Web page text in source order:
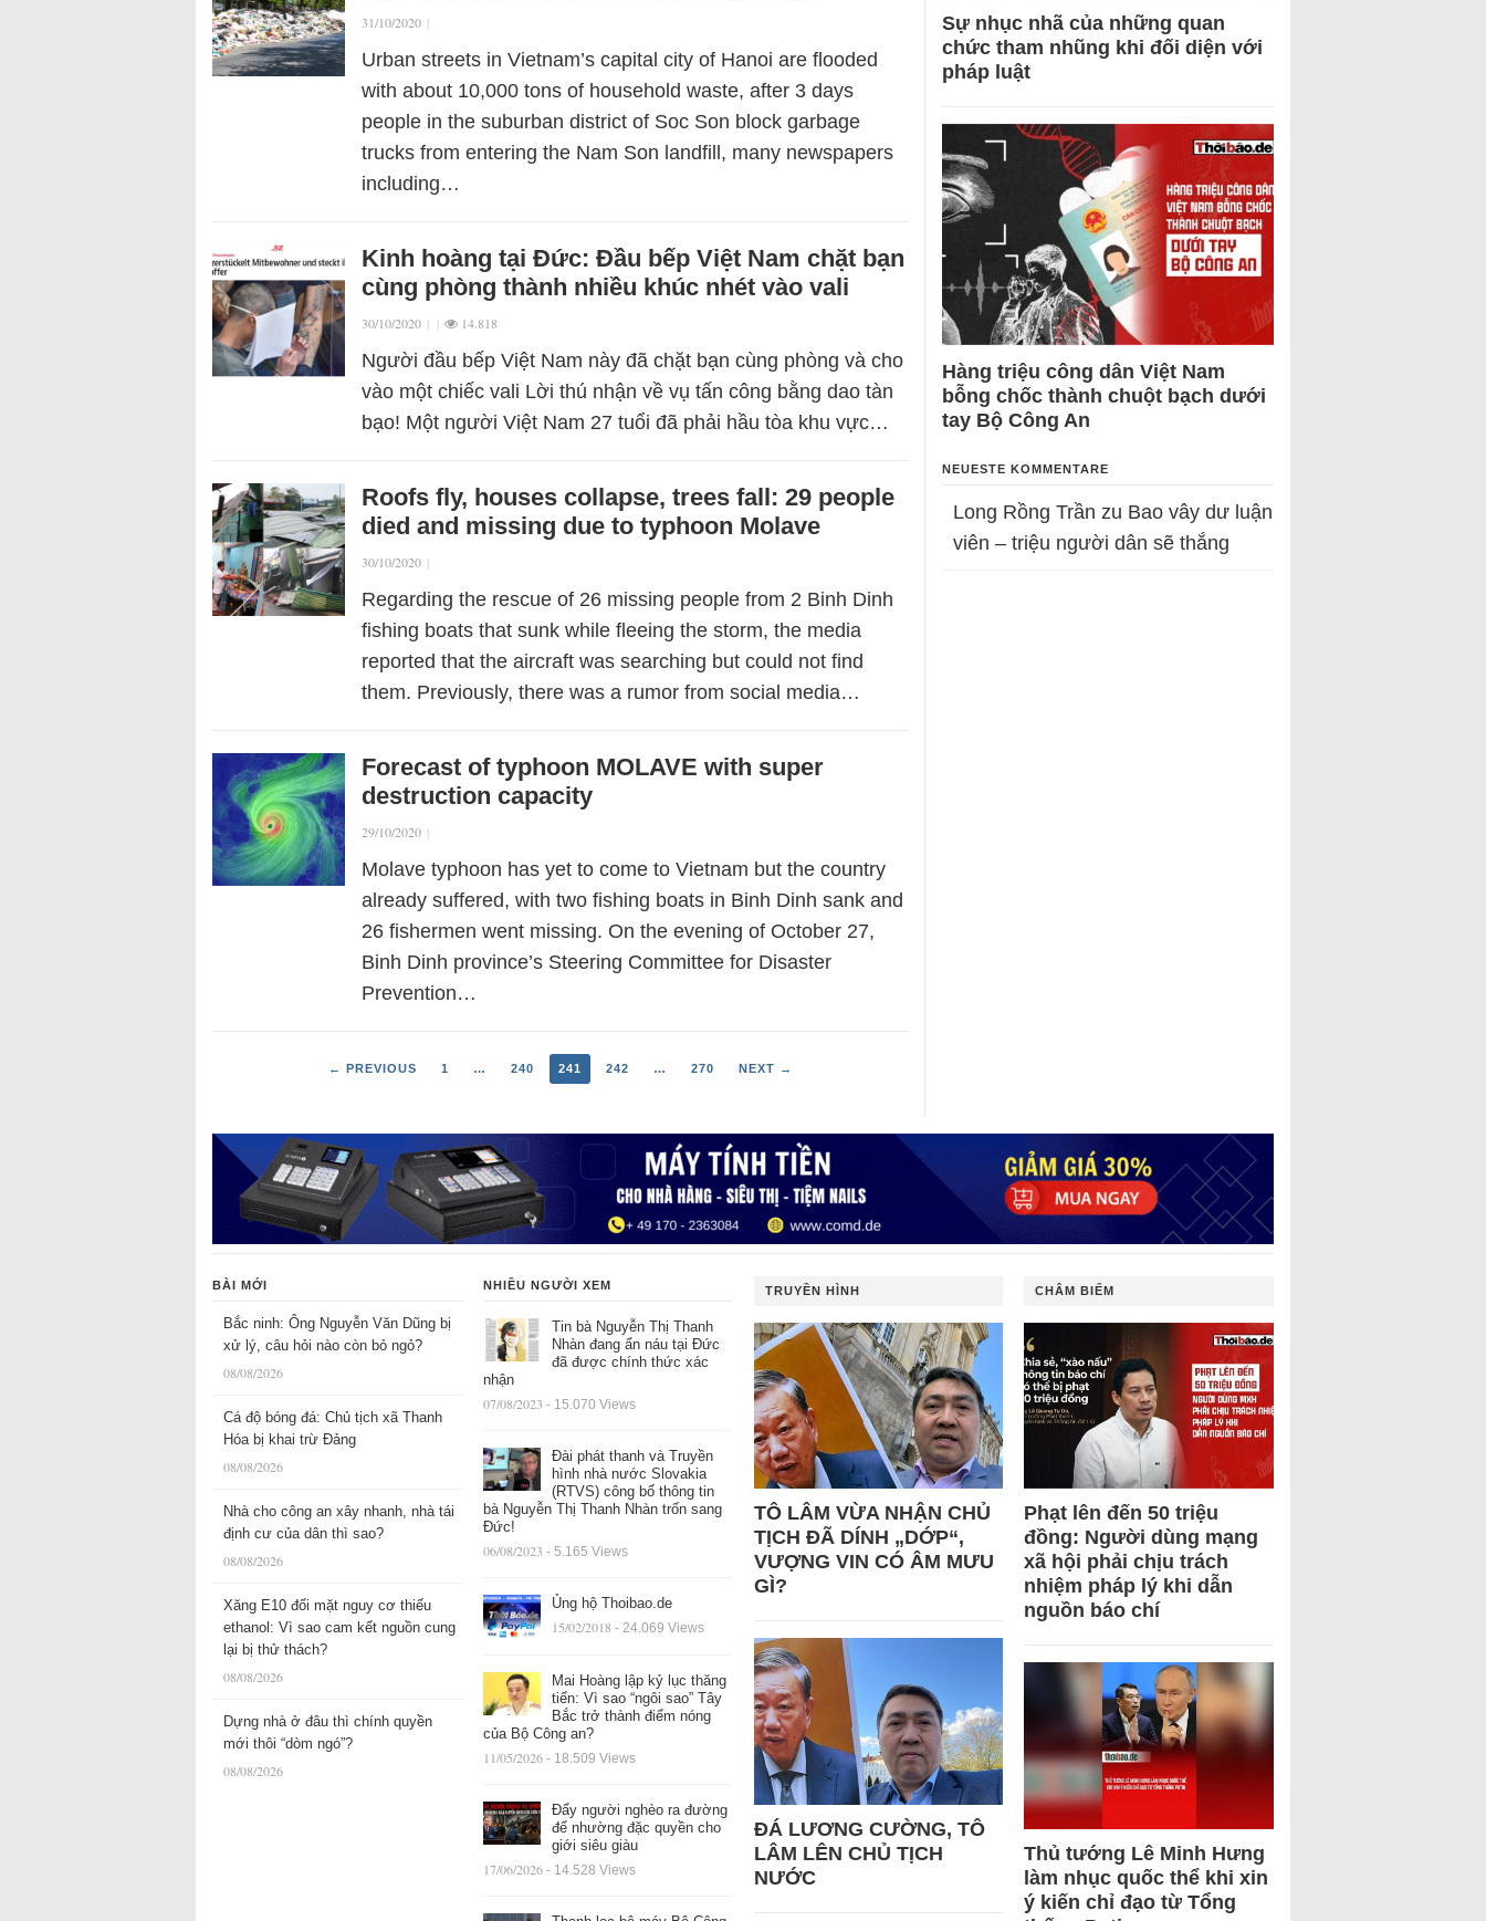
31/10/2020 |
Urban streets in Vietnam’s capital city of Hanoi are flooded
with about 10,000 tons of household waste, after 3 days
people in the suburban district of Soc Son block garbage
trucks from entering the Nam Son landfill, many newspapers
including…
Kinh hoàng tại Đức: Đầu bếp Việt Nam chặt bạn
cùng phòng thành nhiều khúc nhét vào vali
30/10/2020 | | 14.818
Người đầu bếp Việt Nam này đã chặt bạn cùng phòng và cho
vào một chiếc vali Lời thú nhận về vụ tấn công bằng dao tàn
bạo! Một người Việt Nam 27 tuổi đã phải hầu tòa khu vực…
Roofs fly, houses collapse, trees fall: 29 people
died and missing due to typhoon Molave
30/10/2020 |
Regarding the rescue of 26 missing people from 2 Binh Dinh
fishing boats that sunk while fleeing the storm, the media
reported that the aircraft was searching but could not find
them. Previously, there was a rumor from social media…
Forecast of typhoon MOLAVE with super
destruction capacity
29/10/2020 |
Molave typhoon has yet to come to Vietnam but the country
already suffered, with two fishing boats in Binh Dinh sank and
26 fishermen went missing. On the evening of October 27,
Binh Dinh province’s Steering Committee for Disaster
Prevention…
← PREVIOUS 1 … 240 241 242 … 270 NEXT →
Sự nhục nhã của những quan
chức tham nhũng khi đối diện với
pháp luật
Hàng triệu công dân Việt Nam
bỗng chốc thành chuột bạch dưới
tay Bộ Công An
NEUESTE KOMMENTARE
Long Rồng Trần zu Bao vây dư luận
viên – triệu người dân sẽ thắng
BÀI MỚI
Bắc ninh: Ông Nguyễn Văn Dũng bị
xử lý, câu hỏi nào còn bỏ ngỏ?
08/08/2026
Cá độ bóng đá: Chủ tịch xã Thanh
Hóa bị khai trừ Đảng
08/08/2026
Nhà cho công an xây nhanh, nhà tái
định cư của dân thì sao?
08/08/2026
Xăng E10 đối mặt nguy cơ thiếu
ethanol: Vì sao cam kết nguồn cung
lại bị thử thách?
08/08/2026
Dựng nhà ở đâu thì chính quyền
mới thôi “dòm ngó”?
08/08/2026
NHIỀU NGƯỜI XEM
Tin bà Nguyễn Thị Thanh
Nhàn đang ẩn náu tại Đức
đã được chính thức xác
nhận
07/08/2023 - 15.070 Views
Đài phát thanh và Truyền
hình nhà nước Slovakia
(RTVS) công bố thông tin
bà Nguyễn Thị Thanh Nhàn trốn sang
Đức!
06/08/2023 - 5.165 Views
Ủng hộ Thoibao.de
15/02/2018 - 24.069 Views
Mai Hoàng lập kỷ lục thăng
tiến: Vì sao “ngôi sao” Tây
Bắc trở thành điểm nóng
của Bộ Công an?
11/05/2026 - 18.509 Views
Đẩy người nghèo ra đường
để nhường đặc quyền cho
giới siêu giàu
17/06/2026 - 14.528 Views
TRUYỀN HÌNH
TÔ LÂM VỪA NHẬN CHỦ
TỊCH ĐÃ DÍNH „DỚP“,
VƯỢNG VIN CÓ ÂM MƯU
GÌ?
ĐÁ LƯƠNG CƯỜNG, TÔ
LÂM LÊN CHỦ TỊCH
NƯỚC
CHÂM BIẾM
Phạt lên đến 50 triệu
đồng: Người dùng mạng
xã hội phải chịu trách
nhiệm pháp lý khi dẫn
nguồn báo chí
Thủ tướng Lê Minh Hưng
làm nhục quốc thể khi xin
ý kiến chỉ đạo từ Tổng